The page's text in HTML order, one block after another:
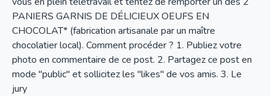
PANIERS GARNIS DE DÉLICIEUX OEUFS EN
CHOCOLAT* (fabrication artisanale par un maître
chocolatier local). Comment procéder ? 1. Publiez votre
photo en commentaire de ce post. 2. Partagez ce post en
mode "public" et sollicitez les "likes" de vos amis. 3. Le
jury